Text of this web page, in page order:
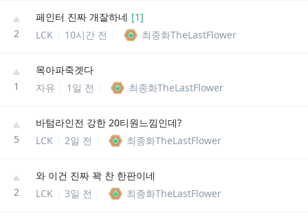
2
페인터 진짜 개잘하네 [1]
LCK
10시간 전 최종화TheLastFlower
1
목아파죽겟다
자유
1일 전 최종화TheLastFlower
5
바텀라인전 강한 20티원느낌인데?
LCK
2일 전 최종화TheLastFlower
2
와 이건 진짜 꽉 찬 한판이네
LCK
3일 전 최종화TheLastFlower